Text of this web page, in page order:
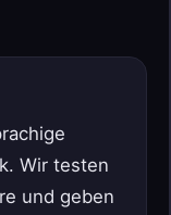
Wir testen
und geben